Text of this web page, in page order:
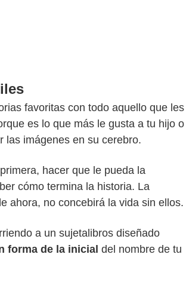
favoritas con todo aquello que les
es lo que más le gusta a tu hijo o
las imágenes en su cerebro.
hacer que le pueda la
cómo termina la historia. La
ahora, no concebirá la vida sin ellos.
a un sujetalibros diseñado
forma de la inicial del nombre de tu